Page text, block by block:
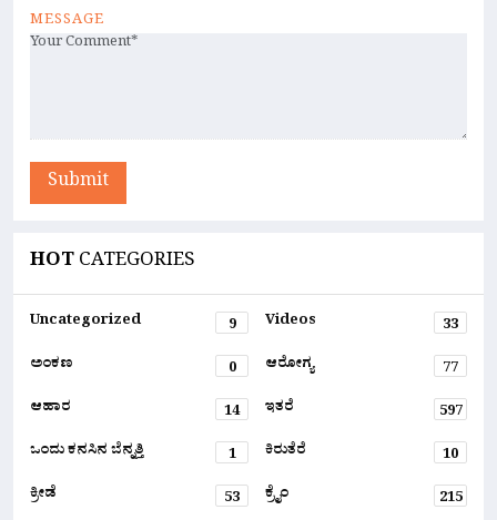
MESSAGE
Submit
HOTCATEGORIES
Uncategorized 9 Videos
33
ಅಂಕಣ
0 ಆರೋಗ್ಯ
77
ಆಹಾರ
14 ಇತರೆ
597
ಒಂದು ಕನಸಿನ ಬೆನ್ನತ್ತಿ
1 ಕಿರುತೆರೆ
10
ಕ್ರೀಡೆ
53 ಕ್ರೈಂ
215